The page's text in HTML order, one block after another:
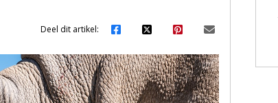
Deel dit artikel: